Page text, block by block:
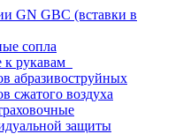
GN GBC (вставки в
сопла
рукавам
абразивоструйных
сжатого воздуха
защиты